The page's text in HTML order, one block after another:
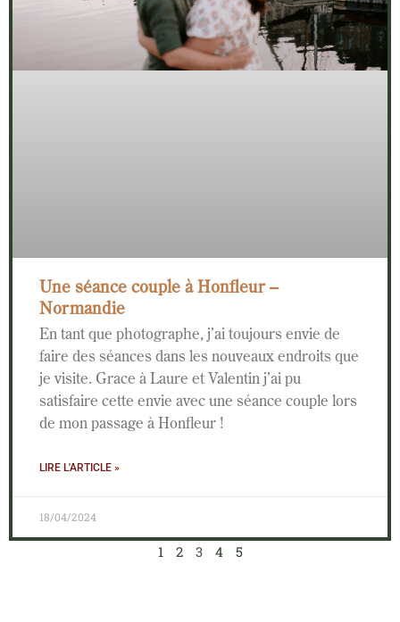
Une séance couple à Honfleur –
Normandie
En tant que photographe, j’ai toujours envie de
faire des séances dans les nouveaux endroits que
je visite. Grace à Laure et Valentin j’ai pu
satisfaire cette envie avec une séance couple lors
de mon passage à Honfleur !
LIRE L'ARTICLE »
18/04/2024
1 2 3 4 5